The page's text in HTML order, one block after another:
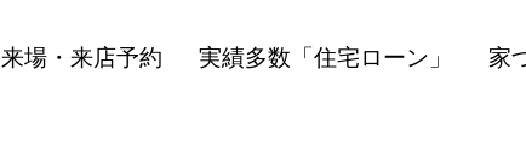
来場・来店予約 実績多数「住宅ローン」 家